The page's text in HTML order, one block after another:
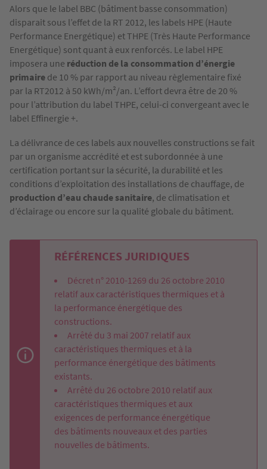
Alors que le label BBC (bâtiment basse consommation)
disparait sous l’effet de la RT 2012, les labels HPE (Haute
Performance Energétique) et THPE (Très Haute Performance
Energétique) sont quant à eux renforcés. Le label HPE
imposera une réduction de la consommation d’énergie
primaire de 10 % par rapport au niveau règlementaire fixé
par la RT2012 à 50 kWh/m²/an. L’effort devra être de 20 %
pour l’attribution du label THPE, celui-ci convergeant avec le
label Effinergie +.
La délivrance de ces labels aux nouvelles constructions se fait
par un organisme accrédité et est subordonnée à une
certification portant sur la sécurité, la durabilité et les
conditions d’exploitation des installations de chauffage, de
production d’eau chaude sanitaire, de climatisation et
d’éclairage ou encore sur la qualité globale du bâtiment.
RÉFÉRENCES JURIDIQUES
Décret n° 2010-1269 du 26 octobre 2010
relatif aux caractéristiques thermiques et à
la performance énergétique des
constructions.
Arrêté du 3 mai 2007 relatif aux
caractéristiques thermiques et à la
performance énergétique des bâtiments
existants.
Arrêté du 26 octobre 2010 relatif aux
caractéristiques thermiques et aux
exigences de performance énergétique
des bâtiments nouveaux et des parties
nouvelles de bâtiments.